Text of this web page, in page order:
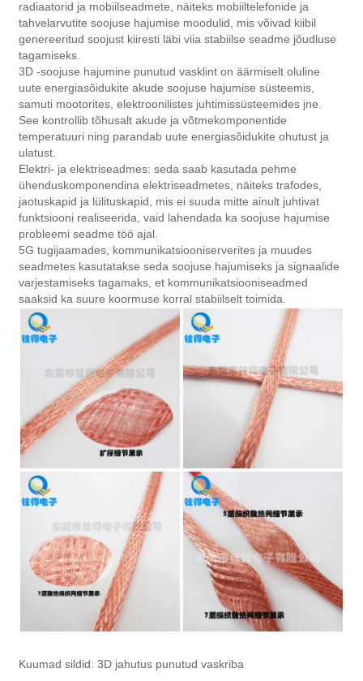
radiaatorid ja mobiilseadmete, näiteks mobiiltelefonide ja
tahvelarvutite soojuse hajumise moodulid, mis võivad kiibil
genereeritud soojust kiiresti läbi viia stabiilse seadme jõudluse
tagamiseks.
3D -soojuse hajumine punutud vasklint on äärmiselt oluline
uute energiasõidukite akude soojuse hajumise süsteemis,
samuti mootorites, elektroonilistes juhtimissüsteemides jne.
See kontrollib tõhusalt akude ja võtmekomponentide
temperatuuri ning parandab uute energiasõidukite ohutust ja
ulatust.
Elektri- ja elektriseadmes: seda saab kasutada pehme
ühenduskomponendina elektriseadmetes, näiteks trafodes,
jaotuskapid ja lülituskapid, mis ei suuda mitte ainult juhtivat
funktsiooni realiseerida, vaid lahendada ka soojuse hajumise
probleemi seadme töö ajal.
5G tugijaamades, kommunikatsiooniserverites ja muudes
seadmetes kasutatakse seda soojuse hajumiseks ja signaalide
varjestamiseks tagamaks, et kommunikatsiooniseadmed
saaksid ka suure koormuse korral stabiilselt toimida.
Kuumad sildid: 3D jahutus punutud vaskriba